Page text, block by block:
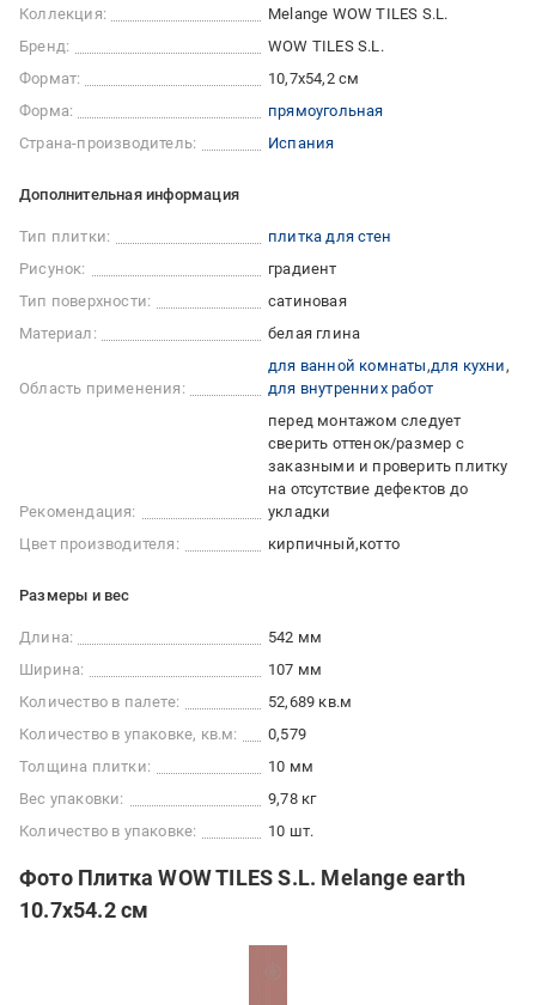
Коллекция:
Melange WOW TILES S.L.
Бренд:
WOW TILES S.L.
Формат:
10,7x54,2 см
Форма:
прямоугольная
Страна-производитель:
Испания
Дополнительная информация
Тип плитки:
плитка для стен
Рисунок:
градиент
Тип поверхности:
сатиновая
Материал:
белая глина
Область применения:
для ванной комнаты для кухни
для внутренних работ
Рекомендация:
перед монтажом следует
сверить оттенок/размер с
заказными и проверить плитку
на отсутствие дефектов до
укладки
Цвет производителя:
кирпичный котто
Размеры и вес
Длина:
542 мм
Ширина:
107 мм
Количество в палете:
52,689 кв.м
Количество в упаковке, кв.м:
0,579
Толщина плитки:
10 мм
Вес упаковки:
9,78 кг
Количество в упаковке:
10 шт.
Фото Плитка WOW TILES S.L. Melange earth
10.7x54.2 см